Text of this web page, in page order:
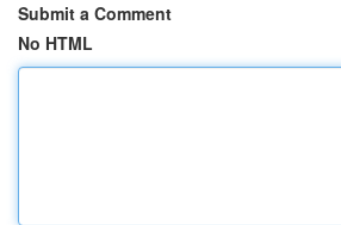
Submit a Comment
No HTML